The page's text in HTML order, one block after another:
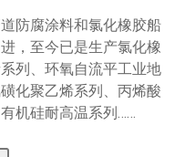
防腐涂料和氯化橡胶船
，至今已是生产氯化橡
列、环氧自流平工业地
化聚乙烯系列、丙烯酸
机硅耐高温系列……